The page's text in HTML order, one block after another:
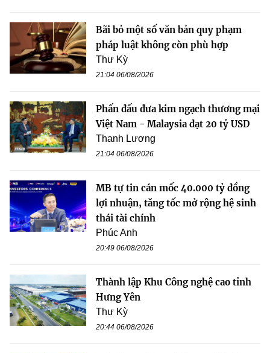
Bãi bỏ một số văn bản quy phạm
pháp luật không còn phù hợp
Thư Kỳ
21:04 06/08/2026
Phấn đấu đưa kim ngạch thương mại
Việt Nam - Malaysia đạt 20 tỷ USD
Thanh Lương
21:04 06/08/2026
MB tự tin cán mốc 40.000 tỷ đồng
lợi nhuận, tăng tốc mở rộng hệ sinh
thái tài chính
Phúc Anh
20:49 06/08/2026
Thành lập Khu Công nghệ cao tỉnh
Hưng Yên
Thư Kỳ
20:44 06/08/2026